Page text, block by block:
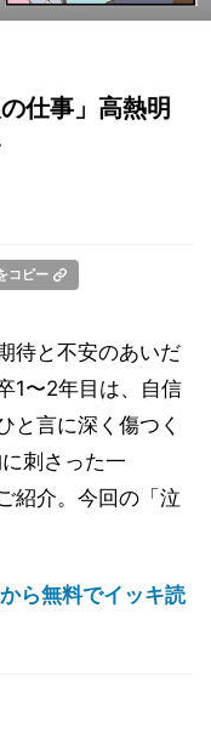
仕事」高熱明
コピー
待と不安のあいだ
1〜2年目は、自信
と言に深く傷つく
刺さった一
紹介。今回の「泣
ら無料でイッキ読